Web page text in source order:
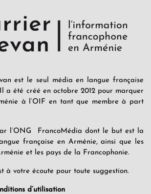
est le seul média en langue française
a été créé en octobre 2012 pour marquer
à l’OIF en tant que membre à part
l’ONG FrancoMédia dont le but est la
française en Arménie, ainsi que les
et les pays de la Francophonie.
à votre écoute pour toute suggestion.
d’utilisation